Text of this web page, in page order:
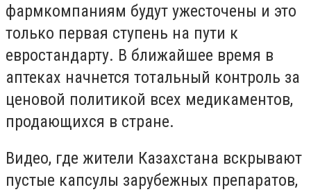
фармкомпаниям будут ужесточены и это
только первая ступень на пути к
евростандарту. В ближайшее время в
аптеках начнется тотальный контроль за
ценовой политикой всех медикаментов,
продающихся в стране.
Видео, где жители Казахстана вскрывают
пустые капсулы зарубежных препаратов,